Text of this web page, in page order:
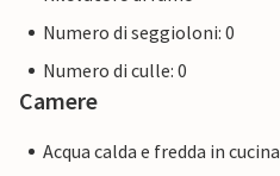
Numero di seggioloni: 0
Numero di culle: 0
Camere
Acqua calda e fredda in cucina